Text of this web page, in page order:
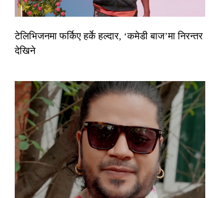
टेलिभिजनमा फर्किए हर्के हल्दार, ‘कमेडी बाज’मा निरन्तर
देखिने